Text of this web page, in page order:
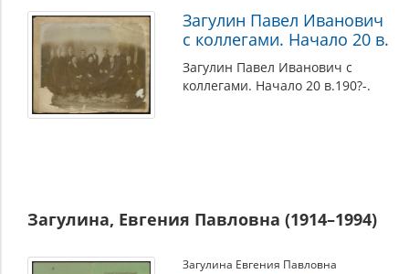
Загулин Павел Иванович
с коллегами. Начало 20 в.
Загулин Павел Иванович с
коллегами. Начало 20 в.190?-.
Загулина, Евгения Павловна (1914–1994)
Загулина Евгения Павловна